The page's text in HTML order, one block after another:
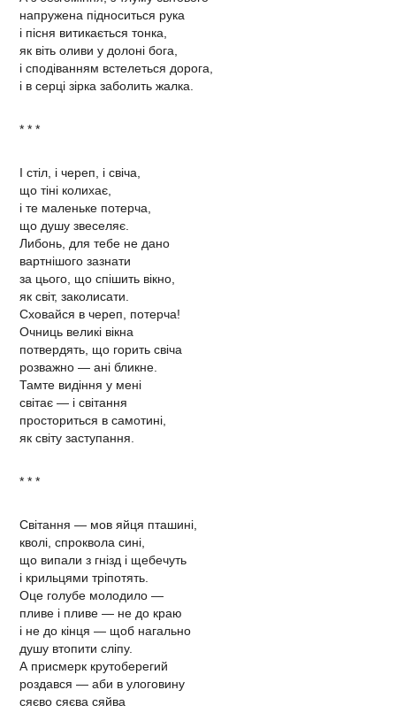
напружена підноситься рука
і пісня витикається тонка,
як віть оливи у долоні бога,
і сподіванням встелеться дорога,
і в серці зірка заболить жалка.
* * *
І стіл, і череп, і свіча,
що тіні колихає,
і те маленьке потерча,
що душу звеселяє.
Либонь, для тебе не дано
вартнішого зазнати
за цього, що спішить вікно,
як світ, заколисати.
Сховайся в череп, потерча!
Очниць великі вікна
потвердять, що горить свіча
розважно — ані бликне.
Тамте видіння у мені
світає — і світання
просториться в самотині,
як світу заступання.
* * *
Світання — мов яйця пташині,
кволі, спроквола сині,
що випали з гнізд і щебечуть
і крильцями тріпотять.
Оце голубе молодило —
пливе і пливе — не до краю
і не до кінця — щоб нагально
душу втопити сліпу.
А присмерк крутоберегий
роздався — аби в улоговину
сяєво сяєва сяйва